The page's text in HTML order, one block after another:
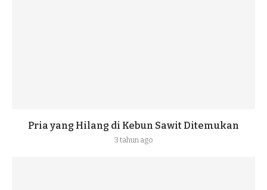
Pria yang Hilang di Kebun Sawit Ditemukan
3 tahun ago